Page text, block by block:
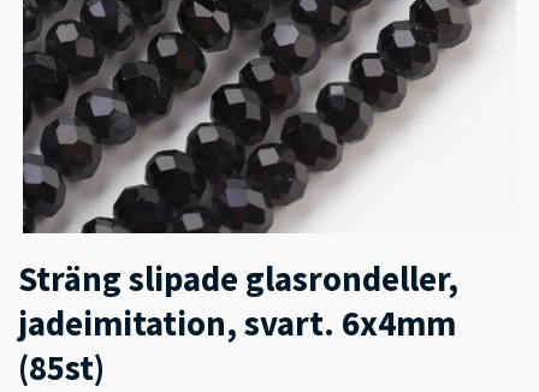
Sträng slipade glasrondeller,
jadeimitation, svart. 6x4mm
(85st)